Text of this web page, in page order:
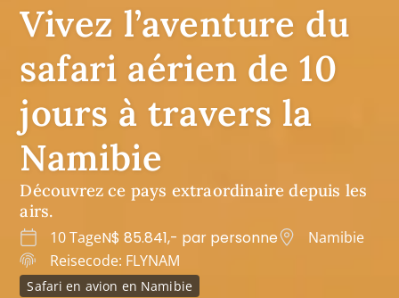
Vivez l’aventure du
safari aérien de 10
jours à travers la
Namibie
Découvrez ce pays extraordinaire depuis les
airs.
10 TageN$ 85.841,- par personne
Namibie
Reisecode: FLYNAM
Safari en avion en Namibie